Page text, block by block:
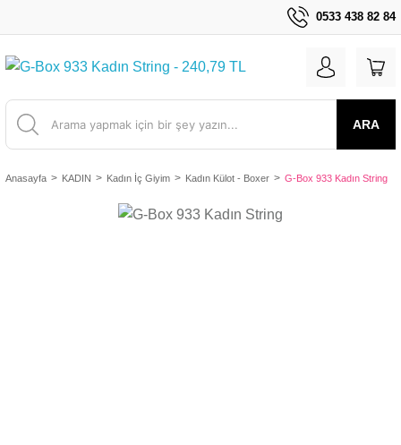
0533 438 82 84
ARA
Anasayfa KADIN Kadın İç Giyim Kadın Külot - Boxer G-Box 933 Kadın String